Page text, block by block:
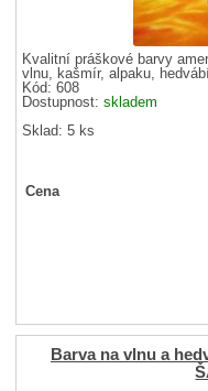
Kvalitní práškové barvy
vlnu, kašmír, alpaku,
Kód: 608
Dostupnost:skladem
Sklad: 5 ks
Cena
Barva na vlnu a